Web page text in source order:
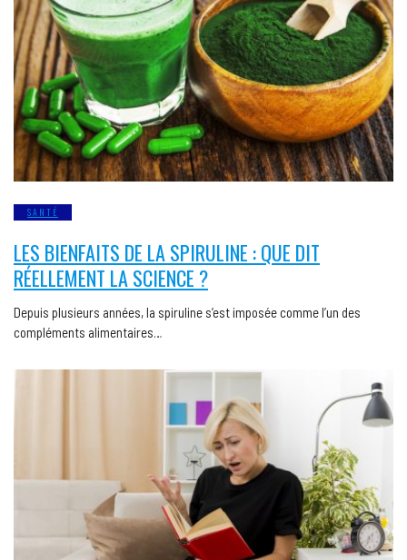
SANTÉ
LES BIENFAITS DE LA SPIRULINE : QUE DIT
RÉELLEMENT LA SCIENCE ?
Depuis plusieurs années, la spiruline s’est imposée comme l’un des
compléments alimentaires…